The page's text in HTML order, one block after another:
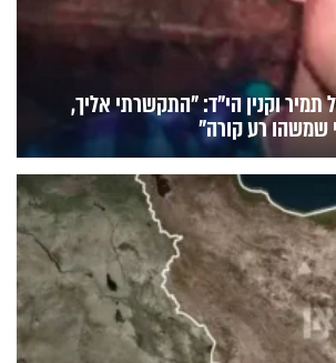
תמיר וקנין הי"ד: "התקשרתי אליך,
שמשהו רע קורה"